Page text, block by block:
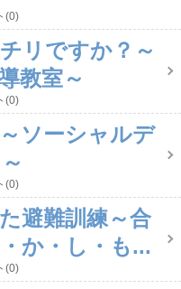
(0)
リですか？～
教室～
(0)
ソーシャルデ
(0)
避難訓練～合
か・し・も...
(0)